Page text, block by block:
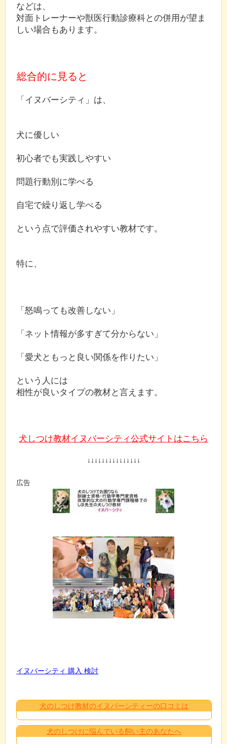
などは、
対面トレーナーや獣医行動診療科との併用が望ま
しい場合もあります。
総合的に見ると
「イヌバーシティ」は、
犬に優しい
初心者でも実践しやすい
問題行動別に学べる
自宅で繰り返し学べる
という点で評価されやすい教材です。
特に、
「怒鳴っても改善しない」
「ネット情報が多すぎて分からない」
「愛犬ともっと良い関係を作りたい」
という人には
相性が良いタイプの教材と言えます。
犬しつけ教材イヌバーシティ公式サイトはこちら
↓↓↓↓↓↓↓↓↓↓↓↓↓↓↓
広告
イヌバーシティ 購入 検討
犬のしつけ教材のイヌバーシティーの口コミは
犬のしつけに悩んでいる飼い主のあなたへ